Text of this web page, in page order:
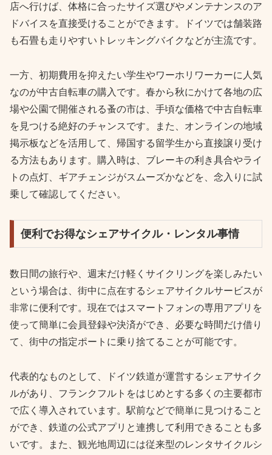
店へ行けば、体格に合ったサイズ選びやメンテナンスのア
ドバイスを直接受けることができます。ドイツでは舗装路
も石畳も走りやすいトレッキングバイクなどが主流です。
一方、初期費用を抑えたい学生やワーホリワーカーに人気
なのが中古自転車の購入です。春から秋にかけて各地の広
場や公園で開催される蚤の市は、手頃な価格で中古自転車
を見つける絶好のチャンスです。また、オンラインの地域
掲示板などを活用して、帰国する留学生から直接譲り受け
る方法もあります。購入時は、ブレーキの利き具合やライ
トの点灯、ギアチェンジがスムーズかなどを、念入りに試
乗して確認してください。
便利でお得なシェアサイクル・レンタル事情
数日間の旅行や、週末だけ軽くサイクリングを楽しみたい
という場合は、街中に点在するシェアサイクルサービスが
非常に便利です。現在ではスマートフォンの専用アプリを
使って簡単に会員登録や決済ができ、必要な時間だけ借り
て、街中の指定ポートに乗り捨てることが可能です。
代表的なものとして、ドイツ鉄道が運営するシェアサイク
ルがあり、フランクフルトをはじめとする多くの主要都市
で広く導入されています。駅前などで簡単に見つけること
ができ、鉄道の公式アプリと連携して利用できることも多
いです。また、観光地周辺には従来型のレンタサイクルシ